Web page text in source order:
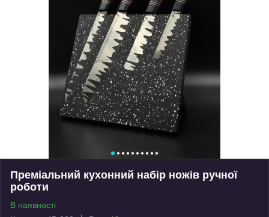
Преміальний кухонний набір ножів ручної
роботи
В наявності